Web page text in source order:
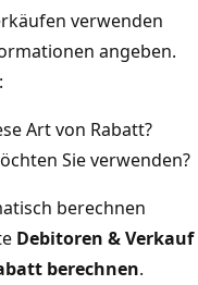
verwenden
angeben.
Art von Rabatt?
Sie verwenden?
berechnen
Debitoren & Verkauf
berechnen.